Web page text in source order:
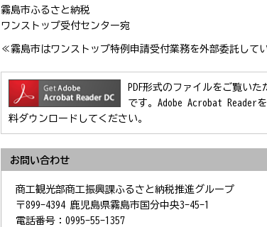
霧島市ふるさと納税
ワンストップ受付センター宛
≪霧島市はワンストップ特例申請受付業務を外部委託して
PDF形式のファイルをご覧い
です。Adobe Acrobat Reader
料ダウンロードしてください。
お問い合わせ
商工観光部商工振興課ふるさと納税推進グループ
〒899-4394 鹿児島県霧島市国分中央3-45-1
電話番号：0995-55-1357